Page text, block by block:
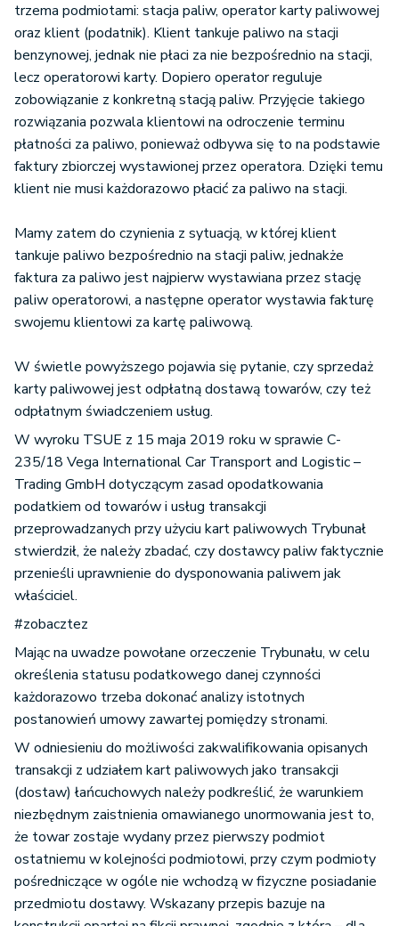
trzema podmiotami: stacja paliw, operator karty paliwowej
oraz klient (podatnik). Klient tankuje paliwo na stacji
benzynowej, jednak nie płaci za nie bezpośrednio na stacji,
lecz operatorowi karty. Dopiero operator reguluje
zobowiązanie z konkretną stacją paliw. Przyjęcie takiego
rozwiązania pozwala klientowi na odroczenie terminu
płatności za paliwo, ponieważ odbywa się to na podstawie
faktury zbiorczej wystawionej przez operatora. Dzięki temu
klient nie musi każdorazowo płacić za paliwo na stacji.
Mamy zatem do czynienia z sytuacją, w której klient
tankuje paliwo bezpośrednio na stacji paliw, jednakże
faktura za paliwo jest najpierw wystawiana przez stację
paliw operatorowi, a następne operator wystawia fakturę
swojemu klientowi za kartę paliwową.
W świetle powyższego pojawia się pytanie, czy sprzedaż
karty paliwowej jest odpłatną dostawą towarów, czy też
odpłatnym świadczeniem usług.
W wyroku TSUE z 15 maja 2019 roku w sprawie C-
235/18 Vega International Car Transport and Logistic –
Trading GmbH dotyczącym zasad opodatkowania
podatkiem od towarów i usług transakcji
przeprowadzanych przy użyciu kart paliwowych Trybunał
stwierdził, że należy zbadać, czy dostawcy paliw faktycznie
przenieśli uprawnienie do dysponowania paliwem jak
właściciel.
#zobacztez
Mając na uwadze powołane orzeczenie Trybunału, w celu
określenia statusu podatkowego danej czynności
każdorazowo trzeba dokonać analizy istotnych
postanowień umowy zawartej pomiędzy stronami.
W odniesieniu do możliwości zakwalifikowania opisanych
transakcji z udziałem kart paliwowych jako transakcji
(dostaw) łańcuchowych należy podkreślić, że warunkiem
niezbędnym zaistnienia omawianego unormowania jest to,
że towar zostaje wydany przez pierwszy podmiot
ostatniemu w kolejności podmiotowi, przy czym podmioty
pośredniczące w ogóle nie wchodzą w fizyczne posiadanie
przedmiotu dostawy. Wskazany przepis bazuje na